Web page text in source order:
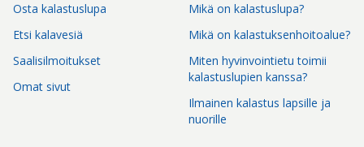
Osta kalastuslupa
Etsi kalavesiä
Saalisilmoitukset
Omat sivut
Mikä on kalastuslupa?
Mikä on kalastuksenhoitoalue?
Miten hyvinvointietu toimii
kalastuslupien kanssa?
Ilmainen kalastus lapsille ja
nuorille